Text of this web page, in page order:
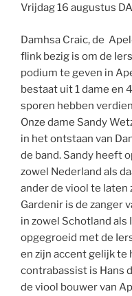
Vrijdag 16 augustus
Damhsa Craic, de
flink bezig is om de
podium te geven in
bestaat uit 1 dame en
sporen hebben
Onze dame Sandy
in het ontstaan van
de band. Sandy heeft
zowel Nederland als
ander de viool te laten
Gardenir is de zanger
in zowel Schotland als
opgegroeid met de
en zijn accent gelijk te
contrabassist is Hans
de viool bouwer van